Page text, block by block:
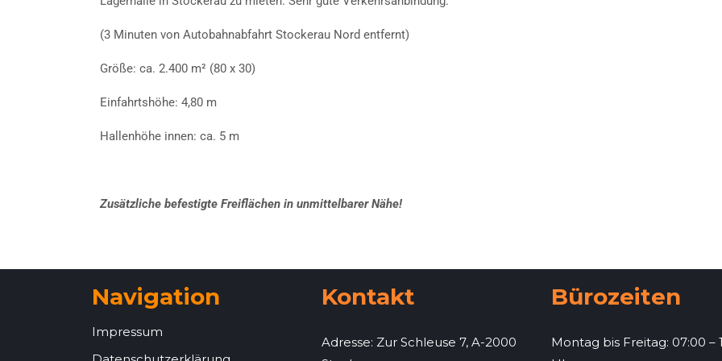
(3 Minuten von Autobahnabfahrt Stockerau Nord entfernt)
Größe: ca. 2.400 m² (80 x 30)
Einfahrtshöhe: 4,80 m
Hallenhöhe innen: ca. 5 m
Zusätzliche befestigte Freiflächen in unmittelbarer Nähe!
Navigation
Impressum
Kontakt
Adresse: Zur Schleuse 7, A-2000
Bürozeiten
Montag bis Freitag: 07:00 –